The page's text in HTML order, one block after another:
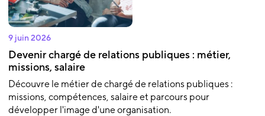
9 juin 2026
Devenir chargé de relations publiques : métier,
missions, salaire
Découvre le métier de chargé de relations publiques :
missions, compétences, salaire et parcours pour
développer l'image d'une organisation.